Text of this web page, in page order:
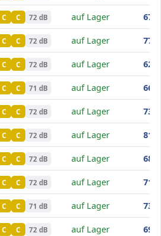
C C 72 dB auf Lager 67
C C 72 dB auf Lager 77
C C 72 dB auf Lager 62
C C 71 dB auf Lager 66
C C 72 dB auf Lager 73
C C 72 dB auf Lager 81
C C 72 dB auf Lager 68
C C 72 dB auf Lager 71
C C 71 dB auf Lager 73
C C 72 dB auf Lager 69